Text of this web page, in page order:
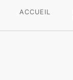
ACCUEIL